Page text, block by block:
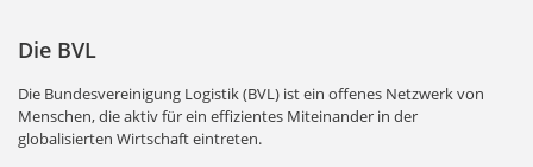
Die BVL
Die Bundesvereinigung Logistik (BVL) ist ein offenes Netzwerk von
Menschen, die aktiv für ein effizientes Miteinander in der
globalisierten Wirtschaft eintreten.